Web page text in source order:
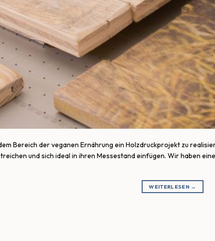
Bereich der veganen Ernährung ein Holzdruckprojekt zu
und sich ideal in ihren Messestand einfügen. Wir haben
WEITERLESEN →